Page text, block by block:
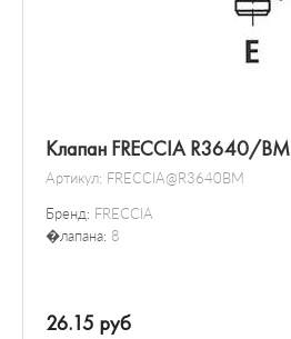
Клапан FRECCIA R3640/BM
Артикул: FRECCIA@R3640BM
Бренд: FRECCIA
�лапана: 8
26.15 руб